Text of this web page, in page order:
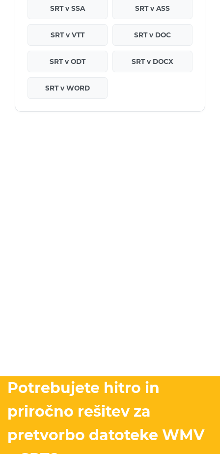
SRT v SSA SRT v ASS
SRT v VTT SRT v DOC
SRT v ODT SRT v DOCX
SRT v WORD
Potrebujete hitro in
priročno rešitev za
pretvorbo datoteke WMV